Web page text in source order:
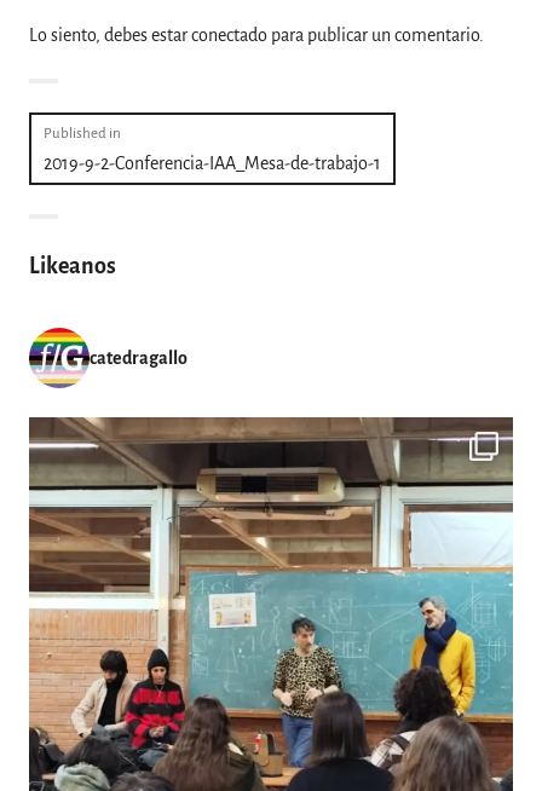
Lo siento, debes estarconectado para publicar un comentario.
Navegación
de
Published in
2019-9-2-Conferencia-IAA_Mesa-de-trabajo-1
Likeanos
catedragallo